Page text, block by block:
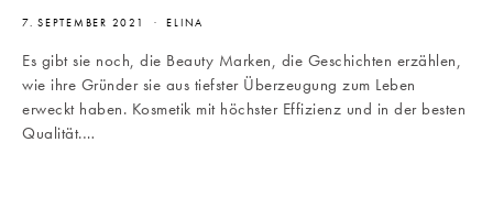
7. SEPTEMBER 2021 ELINA
Es gibt sie noch, die Beauty Marken, die Geschichten erzählen,
wie ihre Gründer sie aus tiefster Überzeugung zum Leben
erweckt haben. Kosmetik mit höchster Effizienz und in der besten
Qualität.…